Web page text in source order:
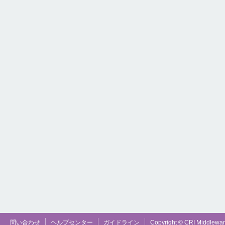
問い合わせ ヘルプセンター ガイドライン Copyright © CRI